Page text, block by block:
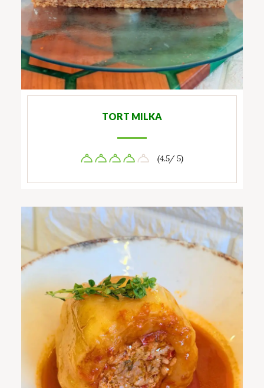
TORT MILKA
(4.5/ 5)